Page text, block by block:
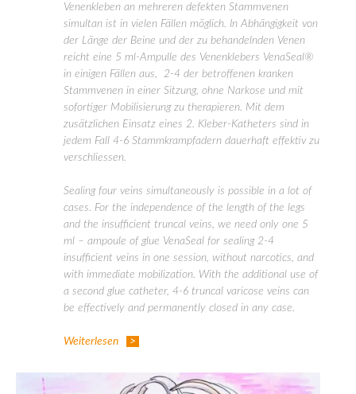
Venenkleben an mehreren defekten Stammvenen
simultan ist in vielen Fällen möglich. In Abhängigkeit von
der Länge der Beine und der zu behandelnden Venen
reicht eine 5 ml-Ampulle des Venenklebers VenaSeal®
in einigen Fällen aus, 2-4 der betroffenen kranken
Stammvenen in einer Sitzung, ohne Narkose und mit
sofortiger Mobilisierung zu therapieren. Mit dem
zusätzlichen Einsatz eines 2. Kleber-Katheters sind in
jedem Fall 4-6 Stammkrampfadern dauerhaft effektiv zu
verschliessen.
Sealing four veins simultaneously is possible in a lot of
cases. For the independence of the length of the legs
and the insufficient truncal veins, we need only one 5
ml – ampoule of glue VenaSeal for sealing 2-4
insufficient veins in one session, without narcotics, and
with immediate mobilization. With the additional use of
a second glue catheter, 4-6 truncal varicose veins can
be effectively and permanently closed in any case.
Weiterlesen